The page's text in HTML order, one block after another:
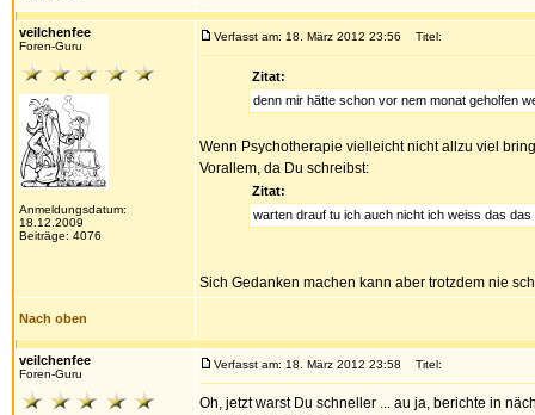
veilchenfee
Foren-Guru
Anmeldungsdatum:
18.12.2009
Beiträge: 4076
Verfasst am: 18. März 2012 23:56 Titel:
Zitat:
denn mir hätte schon vor nem monat geholfen
Wenn Psychotherapie vielleicht nicht allzu viel
Vorallem, da Du schreibst:
Zitat:
warten drauf tu ich auch nicht ich weiss das
Sich Gedanken machen kann aber trotzdem nie
Nach oben
veilchenfee
Foren-Guru
Verfasst am: 18. März 2012 23:58 Titel:
Oh, jetzt warst Du schneller ... au ja, berichte in